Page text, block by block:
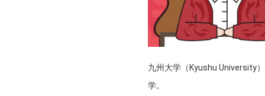
九州大学（Kyushu University
学。